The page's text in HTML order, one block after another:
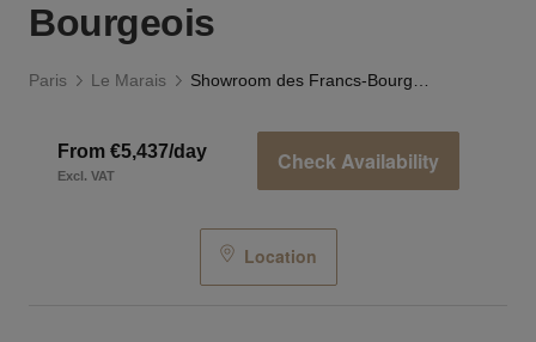
Bourgeois
Paris Le Marais
From €5,437/day
Excl. VAT
Check Availability
Location